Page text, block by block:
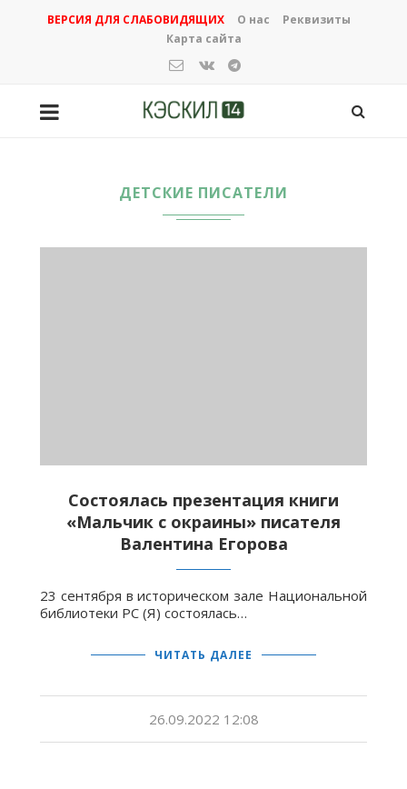
ВЕРСИЯ ДЛЯ СЛАБОВИДЯЩИХ О нас
Реквизиты
Карта сайта
ДЕТСКИЕ ПИСАТЕЛИ
Состоялась презентация книги
«Мальчик с окраины» писателя
Валентина Егорова
23 сентября в историческом зале Национальной
библиотеки РС (Я) состоялась…
ЧИТАТЬ ДАЛЕЕ
26.09.2022 12:08